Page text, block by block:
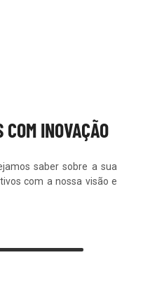
COM INOVAÇÃO
saber sobre a sua
com a nossa visão e